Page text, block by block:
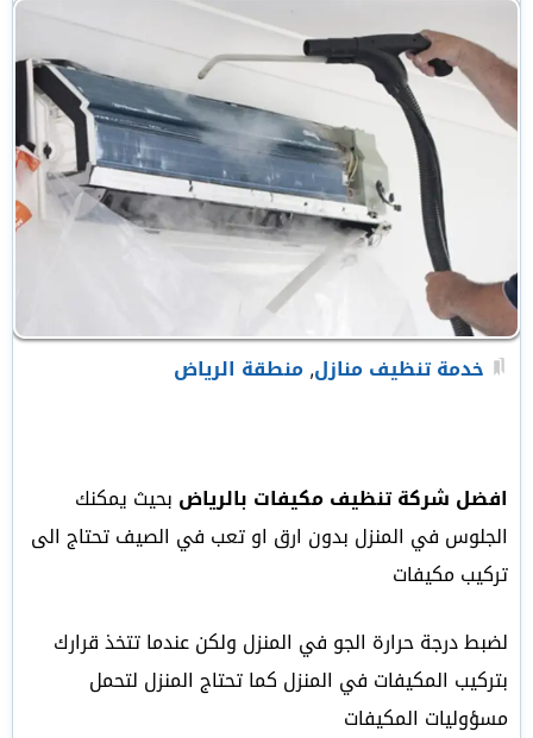
خدمة تنظيف منازل,منطقة الرياض
افضل شركة تنظيف مكيفات بالرياض بحيث يمكنك
الجلوس في المنزل بدون ارق او تعب في الصيف تحتاج الى
تركيب مكيفات
لضبط درجة حرارة الجو في المنزل ولكن عندما تتخذ قرارك
بتركيب المكيفات في المنزل كما تحتاج المنزل لتحمل
مسؤوليات المكيفات